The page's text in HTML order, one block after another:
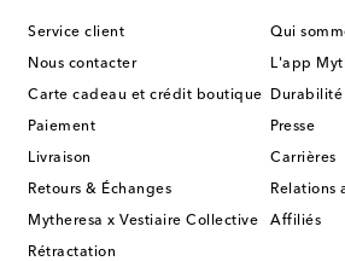
Service client
Nous contacter
Carte cadeau et crédit boutique
Paiement
Livraison
Retours & Échanges
Mytheresa x Vestiaire Collective
Rétractation
Qui
L'app
Durabilité
Presse
Carrières
Relations
Affiliés